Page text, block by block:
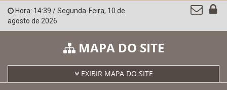
Hora: 14:39 /Segunda-Feira, 10 de
agosto de 2026
MAPA DO SITE
EXIBIR MAPA DO SITE